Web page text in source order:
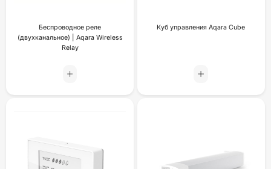
Беспроводное реле
(двухканальное) | Aqara Wireless
Relay
Куб управления Aqara Cube